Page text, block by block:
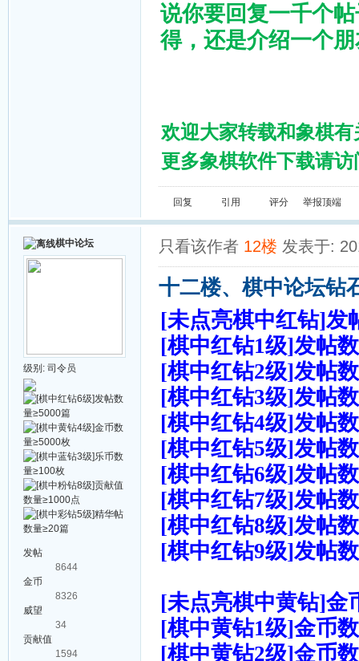
说你要回复一千个
得，还是介绍一个
欢迎大家转载和象棋
更多象棋软件下载请
回复 引用 评分 举报顶端
棋中论坛
级别: 司令员
发帖
8644
金币
8326
威望
34
贡献值
1594
只看该作者 12楼 发表于:
十二楼、棋中论坛钻
[未点亮棋中红钻]发
[棋中红钻1级]发帖
[棋中红钻2级]发帖
[棋中红钻3级]发帖
[棋中红钻4级]发帖
[棋中红钻5级]发帖
[棋中红钻6级]发帖
[棋中红钻7级]发帖
[棋中红钻8级]发帖
[棋中红钻9级]发帖
[未点亮棋中黄钻]金
[棋中黄钻1级]金币
[棋中黄钻2级]金币